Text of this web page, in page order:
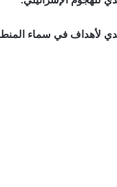
لأهداف في سماء